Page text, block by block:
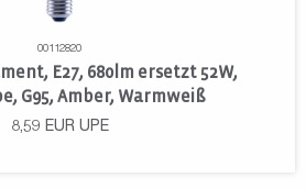
00112820
E27, 680lm ersetzt 52W,
G95, Amber, Warmweiß
8,59 EUR UPE